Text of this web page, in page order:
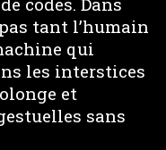
tant l’humain
qui
les interstices
et
sans